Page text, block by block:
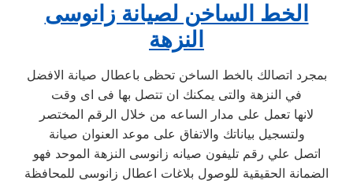
الخط الساخن لصيانة زانوسى
النزهة
بمجرد اتصالك بالخط الساخن تحظى باعطال صيانة الافضل
في النزهة والتى يمكنك ان تتصل بها فى اى وقت
لانها تعمل على مدار الساعه من خلال الرقم المختصر
ولتسجيل بياناتك والاتفاق على موعد العنوان صيانة
اتصل علي رقم تليفون صيانه زانوسى النزهة الموحد فهو
الضمانة الحقيقية للوصول بلاغات اعطال زانوسى للمحافظة